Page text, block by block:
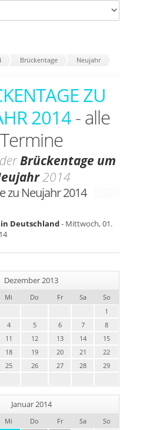
Brückentage Neujahr
ZU
2014- alle
Termine
Brückentage um
2014
zu Neujahr 2014
Deutschland- Mittwoch, 01.
Dezember 2013
Mi Do Fr Sa
So
1
4 5 6 7
8
11 12 13 14
15
18 19 20 21
22
25 26 27 28
29
Januar 2014
Mi Do Fr Sa
So